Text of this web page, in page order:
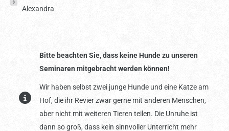
Alexandra
Bitte beachten Sie, dass keine Hunde zu unseren
Seminaren mitgebracht werden können!
Wir haben selbst zwei junge Hunde und eine Katze am
Hof, die ihr Revier zwar gerne mit anderen Menschen,
aber nicht mit weiteren Tieren teilen. Die Unruhe ist
dann so groß, dass kein sinnvoller Unterricht mehr